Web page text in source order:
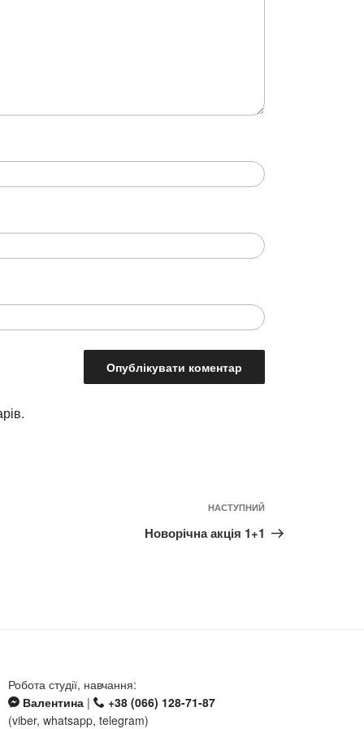
Наступний
допис
НАСТУПНИЙ
Новорічна акція 1+1
Робота студії, навчання:
Валентина |
+38 (066) 128-71-87
(viber, whatsapp, telegram)